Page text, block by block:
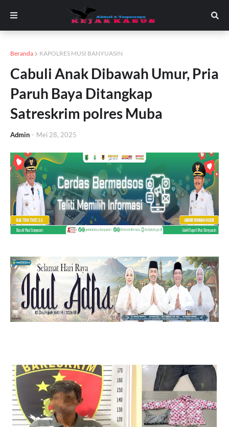
Beranda KAPOLRES MUSI BANYUASIN
Cabuli Anak Dibawah Umur, Pria
Paruh Baya Ditangkap
Satreskrim polres Muba
Admin - Mei 28, 2025